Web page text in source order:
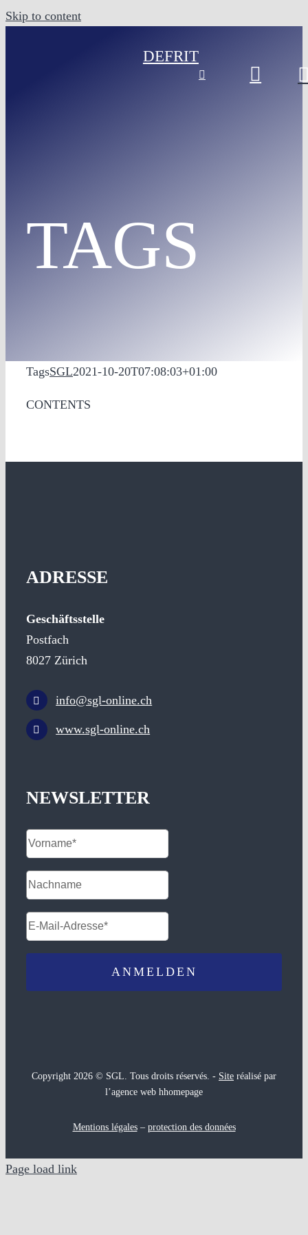
Skip to content
DEFRIT
TAGS
TagsSGL2021-10-20T07:08:03+01:00
CONTENTS
ADRESSE
Geschäftsstelle
Postfach
8027 Zürich
info@sgl-online.ch
www.sgl-online.ch
NEWSLETTER
Copyright 2026 © SGL. Tous droits réservés. - Site réalisé par
l’agence web hhomepage
Mentions légales– protection des données
Page load link